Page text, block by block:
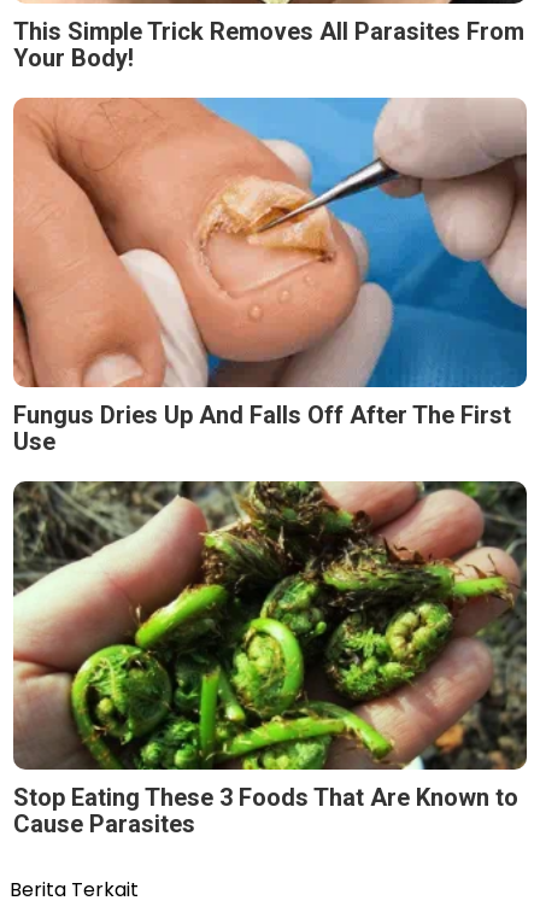
This Simple Trick Removes All Parasites From
Your Body!
Fungus Dries Up And Falls Off After The First
Use
Stop Eating These 3 Foods That Are Known to
Cause Parasites
Berita Terkait